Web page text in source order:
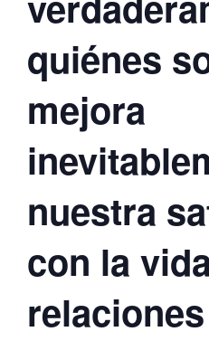
quiénes
mejora
nuestra
con la